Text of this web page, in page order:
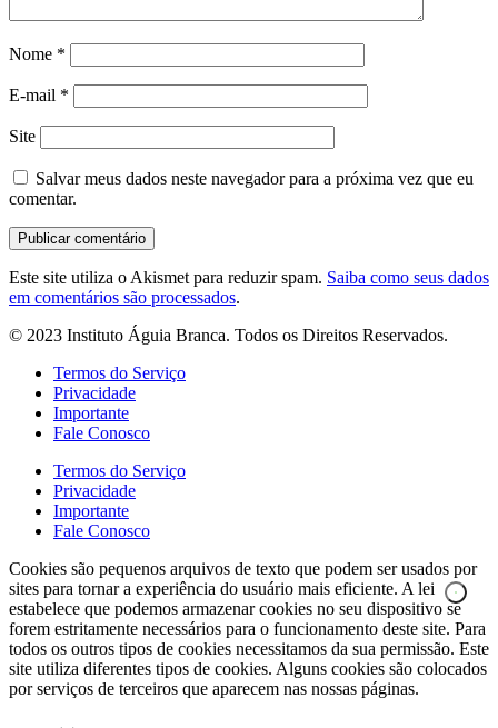
Nome *
E-mail *
Site
Salvar meus dados neste navegador para a próxima vez que eu
comentar.
Este site utiliza o Akismet para reduzir spam. Saiba como seus dados
em comentários são processados.
© 2023 Instituto Águia Branca. Todos os Direitos Reservados.
Termos do Serviço
Privacidade
Importante
Fale Conosco
Termos do Serviço
Privacidade
Importante
Fale Conosco
Cookies são pequenos arquivos de texto que podem ser usados por
sites para tornar a experiência do usuário mais eficiente. A lei
estabelece que podemos armazenar cookies no seu dispositivo se
forem estritamente necessários para o funcionamento deste site. Para
todos os outros tipos de cookies necessitamos da sua permissão. Este
site utiliza diferentes tipos de cookies. Alguns cookies são colocados
por serviços de terceiros que aparecem nas nossas páginas.